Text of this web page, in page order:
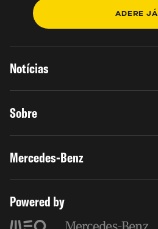
ADERE JÁ
Notícias
Sobre
Mercedes-Benz
Powered by